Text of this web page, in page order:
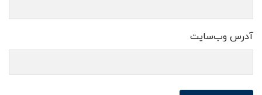
آدرس وب‌سایت